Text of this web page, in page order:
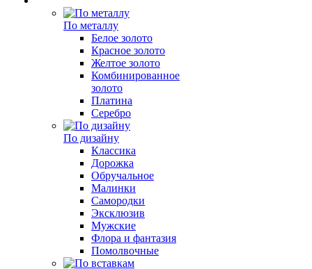
По металлу
Белое золото
Красное золото
Желтое золото
Комбинированное
золото
Платина
Серебро
По дизайну
Классика
Дорожка
Обручальное
Малинки
Самородки
Эксклюзив
Мужские
Флора и фантазия
Помолвочные